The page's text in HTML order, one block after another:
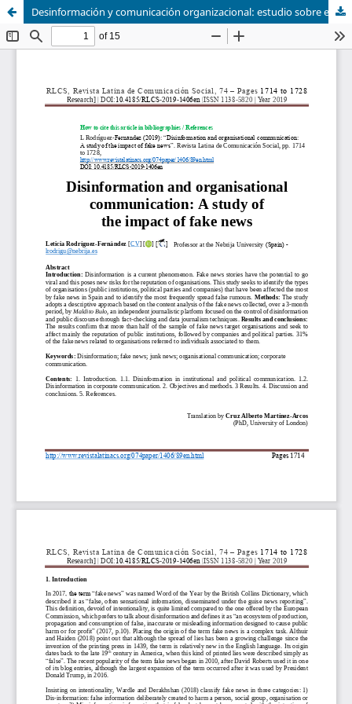
Desinformación y comunicación organizacional: estudio sobre el impacto de las fake news